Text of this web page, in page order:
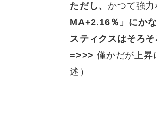
ただし、 かつて強
MA+2.16％」にか
スティクスはそろ
=>>> 僅かだが上昇
述）